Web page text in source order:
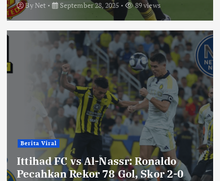
ByNet September 28, 2025 89 views
Berita Viral
Ittihad FC vs Al-Nassr: Ronaldo
Pecahkan Rekor 78 Gol, Skor 2-0